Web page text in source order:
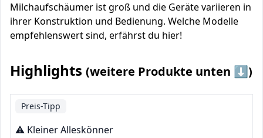
Milchaufschäumer ist groß und die Geräte variieren in
ihrer Konstruktion und Bedienung. Welche Modelle
empfehlenswert sind, erfährst du hier!
Highlights (weitere Produkte unten ⬇️)
Preis-Tipp
⚠️ Kleiner Alleskönner